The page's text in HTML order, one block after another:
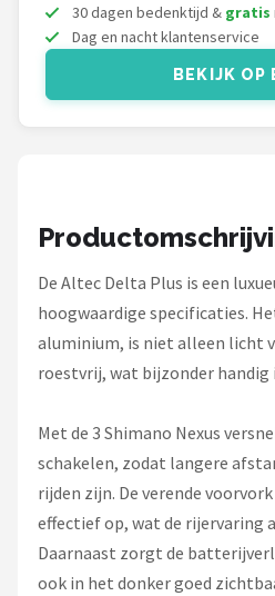
ABUS
New Looxs
Schwalbe
Voltano
Shimano
30 dagen bedenktijd & gratis
Dag en nacht klantenservice
BEKIJK OP
De Altec Delta Plus is een
hoogwaardige specificaties.
aluminium, is niet alleen licht
roestvrij, wat bijzonder handig
Met de 3 Shimano Nexus
schakelen, zodat langere
rijden zijn. De verende
effectief op, wat de rijervaring
Daarnaast zorgt de
ook in het donker goed